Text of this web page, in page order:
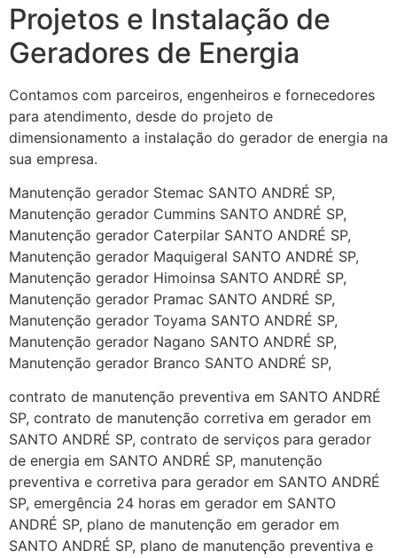
Projetos e Instalação de
Geradores de Energia
Contamos com parceiros, engenheiros e fornecedores
para atendimento, desde do projeto de
dimensionamento a instalação do gerador de energia na
sua empresa.
Manutenção gerador Stemac SANTO ANDRÉ SP,
Manutenção gerador Cummins SANTO ANDRÉ SP,
Manutenção gerador Caterpilar SANTO ANDRÉ SP,
Manutenção gerador Maquigeral SANTO ANDRÉ SP,
Manutenção gerador Himoinsa SANTO ANDRÉ SP,
Manutenção gerador Pramac SANTO ANDRÉ SP,
Manutenção gerador Toyama SANTO ANDRÉ SP,
Manutenção gerador Nagano SANTO ANDRÉ SP,
Manutenção gerador Branco SANTO ANDRÉ SP,
contrato de manutenção preventiva em SANTO ANDRÉ
SP, contrato de manutenção corretiva em gerador em
SANTO ANDRÉ SP, contrato de serviços para gerador
de energia em SANTO ANDRÉ SP, manutenção
preventiva e corretiva para gerador em SANTO ANDRÉ
SP, emergência 24 horas em gerador em SANTO
ANDRÉ SP, plano de manutenção em gerador em
SANTO ANDRÉ SP, plano de manutenção preventiva e